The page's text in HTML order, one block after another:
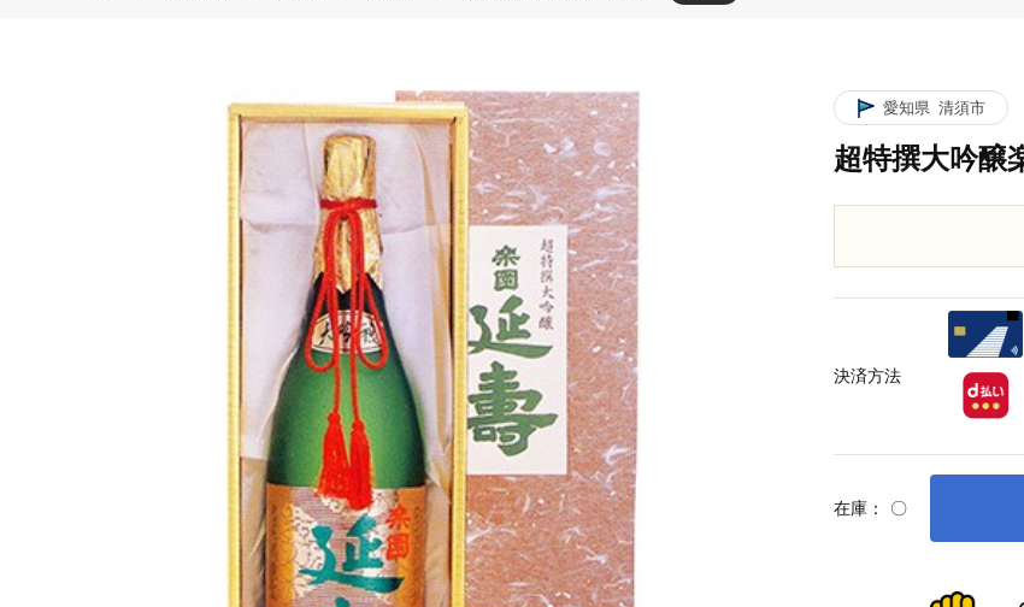
愛知県 清須市
超特撰大吟醸
在庫： 〇
決済方法